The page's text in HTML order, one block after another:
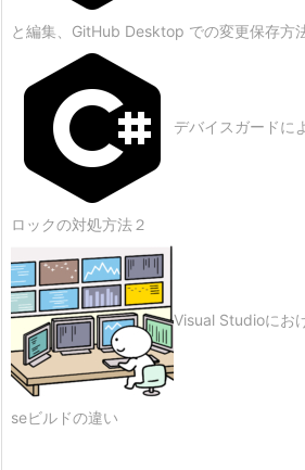
と編集、GitHub Desktop での変更保存方
デバイスガードに
ロックの対処方法２
Visual Studioにお
seビルドの違い